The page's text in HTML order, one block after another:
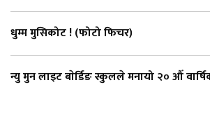
धुम्म मुसिकोट ! (फोटो फिचर)
न्यु मुन लाइट बाेर्डिङ स्कुलले मनायो २० औँ